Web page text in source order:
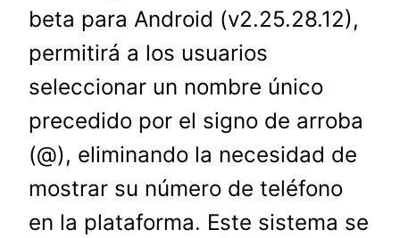
beta para Android (v2.25.28.12),
permitirá a los usuarios
seleccionar un nombre único
precedido por el signo de arroba
(@), eliminando la necesidad de
mostrar su número de teléfono
en la plataforma. Este sistema se